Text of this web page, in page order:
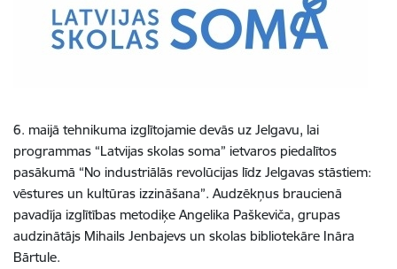
6. maijā tehnikuma izglītojamie devās uz Jelgavu, lai
programmas “Latvijas skolas soma” ietvaros piedalītos
pasākumā “No industriālās revolūcijas līdz Jelgavas stāstiem:
vēstures un kultūras izzināšana”. Audzēkņus braucienā
pavadīja izglītības metodiķe Angelika Paškeviča, grupas
audzinātājs Mihails Jenbajevs un skolas bibliotekāre Ināra
Bārtule.